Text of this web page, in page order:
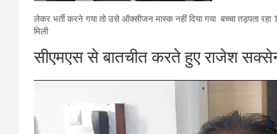
लेकर भर्ती करने गया तो उसे ऑक्सीजन मास्क नहीं दिया गया बच्चा तड़पता
मिली
सीएमएस से बातचीत करते हुए राजेश